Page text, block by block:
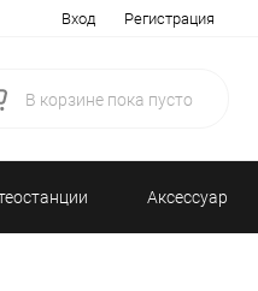
Вход Регистрация
В корзине пока пусто
Аксессуары/